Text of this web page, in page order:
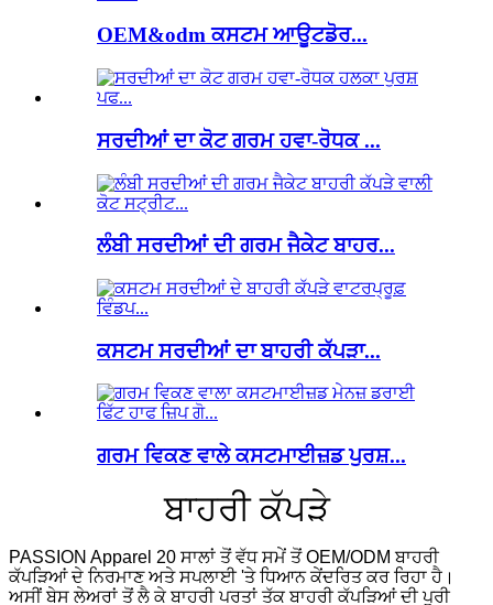
OEM&odm ਕਸਟਮ ਆਊਟਡੋਰ...
ਸਰਦੀਆਂ ਦਾ ਕੋਟ ਗਰਮ ਹਵਾ-ਰੋਧਕ ...
ਲੰਬੀ ਸਰਦੀਆਂ ਦੀ ਗਰਮ ਜੈਕੇਟ ਬਾਹਰ...
ਕਸਟਮ ਸਰਦੀਆਂ ਦਾ ਬਾਹਰੀ ਕੱਪੜਾ...
ਗਰਮ ਵਿਕਣ ਵਾਲੇ ਕਸਟਮਾਈਜ਼ਡ ਪੁਰਸ਼...
ਬਾਹਰੀ ਕੱਪੜੇ
PASSION Apparel 20 ਸਾਲਾਂ ਤੋਂ ਵੱਧ ਸਮੇਂ ਤੋਂ OEM/ODM ਬਾਹਰੀ
ਕੱਪੜਿਆਂ ਦੇ ਨਿਰਮਾਣ ਅਤੇ ਸਪਲਾਈ 'ਤੇ ਧਿਆਨ ਕੇਂਦਰਿਤ ਕਰ ਰਿਹਾ ਹੈ।
ਅਸੀਂ ਬੇਸ ਲੇਅਰਾਂ ਤੋਂ ਲੈ ਕੇ ਬਾਹਰੀ ਪਰਤਾਂ ਤੱਕ ਬਾਹਰੀ ਕੱਪੜਿਆਂ ਦੀ ਪੂਰੀ